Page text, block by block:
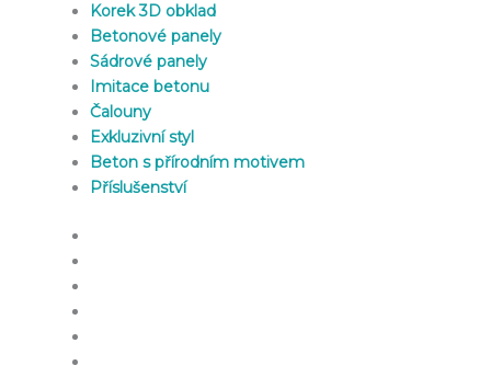
Korek 3D obklad
Betonové panely
Sádrové panely
Imitace betonu
Čalouny
Exkluzivní styl
Beton s přírodním motivem
Příslušenství